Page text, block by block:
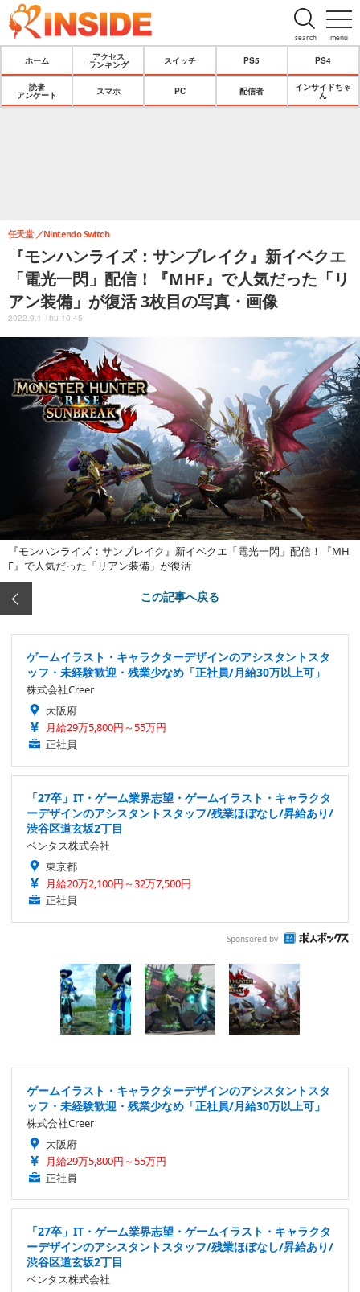
menu
search
ホーム
アクセス
ランキング
スイッチ PS5 PS4
読者
アンケート
スマホ PC 配信者
インサイドちゃ
ん
『モンハンライズ：サンブレイク』新イベクエ
「電光一閃」配信！『MHF』で人気だった「リ
アン装備」が復活 3枚目の写真・画像
任天堂 Nintendo Switch
2022.9.1 Thu 10:45
『モンハンライズ：サンブレイク』新イベクエ「電光一閃」配信！『MH
F』で人気だった「リアン装備」が復活
この記事へ戻る
ゲームイラスト・キャラクターデザインのアシスタントスタ
ッフ・未経験歓迎・残業少なめ「正社員/月給30万以上可」
株式会社Creer
大阪府
月給29万5,800円～55万円
正社員
「27卒」IT・ゲーム業界志望・ゲームイラスト・キャラクタ
ーデザインのアシスタントスタッフ/残業ほぼなし/昇給あり/
渋谷区道玄坂2丁目
ベンタス株式会社
東京都
月給20万2,100円～32万7,500円
正社員
Sponsored by
ゲームイラスト・キャラクターデザインのアシスタントスタ
ッフ・未経験歓迎・残業少なめ「正社員/月給30万以上可」
株式会社Creer
大阪府
月給29万5,800円～55万円
正社員
「27卒」IT・ゲーム業界志望・ゲームイラスト・キャラクタ
ーデザインのアシスタントスタッフ/残業ほぼなし/昇給あり/
渋谷区道玄坂2丁目
ベンタス株式会社